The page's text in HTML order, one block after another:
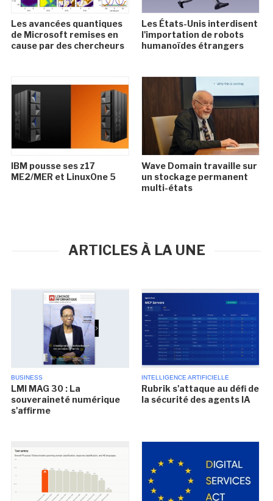
Les avancées quantiques
de Microsoft remises en
cause par des chercheurs
Les États-Unis interdisent
l'importation de robots
humanoïdes étrangers
IBM pousse ses z17
ME2/MER et LinuxOne 5
Wave Domain travaille sur
un stockage permanent
multi-états
ARTICLES À LA UNE
BUSINESS
LMI MAG 30 : La
souveraineté numérique
s'affirme
INTELLIGENCE ARTIFICIELLE
Rubrik s'attaque au défi de
la sécurité des agents IA